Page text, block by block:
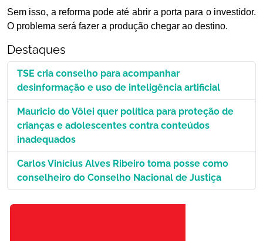
Sem isso, a reforma pode até abrir a porta para o investidor.
O problema será fazer a produção chegar ao destino.
Destaques
TSE cria conselho para acompanhar
desinformação e uso de inteligência artificial
Mauricio do Vôlei quer política para proteção de
crianças e adolescentes contra conteúdos
inadequados
Carlos Vinícius Alves Ribeiro toma posse como
conselheiro do Conselho Nacional de Justiça